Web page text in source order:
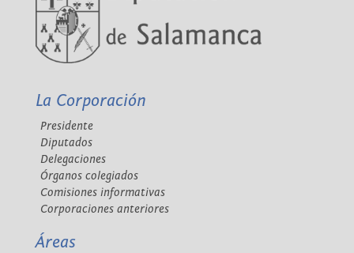
La Corporación
Presidente
Diputados
Delegaciones
Órganos colegiados
Comisiones informativas
Corporaciones anteriores
Áreas